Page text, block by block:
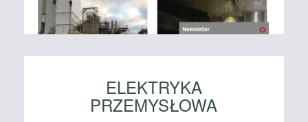
ELEKTRYKA
PRZEMYSŁOWA